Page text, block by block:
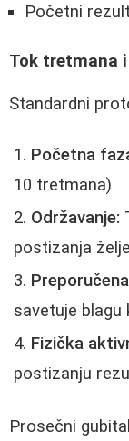
Početni
Tok tretmana
Standardni
Početna
10 tretmana)
Održavanje:
postizanja
savetuje blagu
Fizička
postizanju
Prosečni